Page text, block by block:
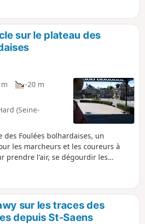
Emmaüs de Paris: la Halte
sur le plateau des
-20 m
(Seine-
des Foulées bolhardaises, un
les marcheurs et les coureurs à
prendre l'air, se dégourdir les
sur routes goudronnées mais plutôt
partie sur chemins agricoles, plutôt
heure 1/2.
sur les traces des
depuis St-Saens